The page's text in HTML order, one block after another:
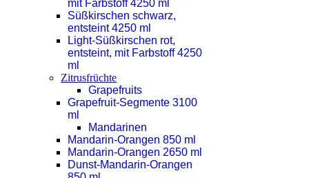
mit Farbstoff 4250 ml
Süßkirschen schwarz,
entsteint 4250 ml
Light-Süßkirschen rot,
entsteint, mit Farbstoff 4250
ml
Zitrusfrüchte
Grapefruits
Grapefruit-Segmente 3100
ml
Mandarinen
Mandarin-Orangen 850 ml
Mandarin-Orangen 2650 ml
Dunst-Mandarin-Orangen